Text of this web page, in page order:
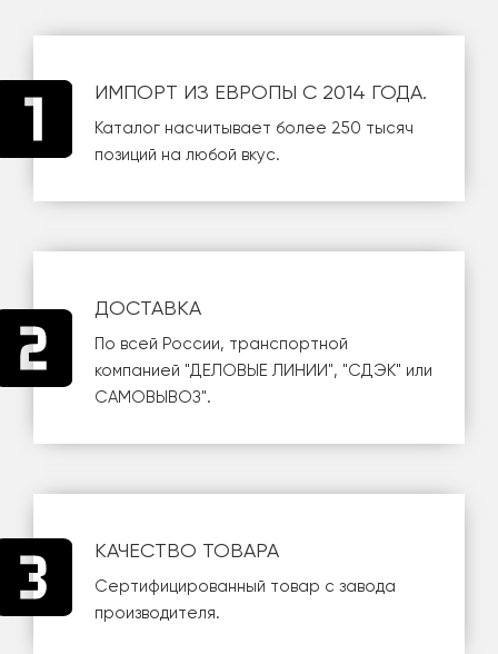
ИМПОРТ ИЗ ЕВРОПЫ С 2014 ГОДА.
Каталог насчитывает более 250 тысяч
позиций на любой вкус.
ДОСТАВКА
По всей России, транспортной
компанией "ДЕЛОВЫЕ ЛИНИИ", "СДЭК" или
САМОВЫВОЗ".
КАЧЕСТВО ТОВАРА
Сертифицированный товар с завода
производителя.